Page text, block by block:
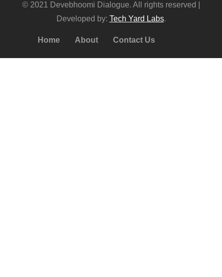
© 2021 Devebhoomi Dialogue. All rights reserved |
Developed by: Tech Yard Labs.
Home About Contact Us